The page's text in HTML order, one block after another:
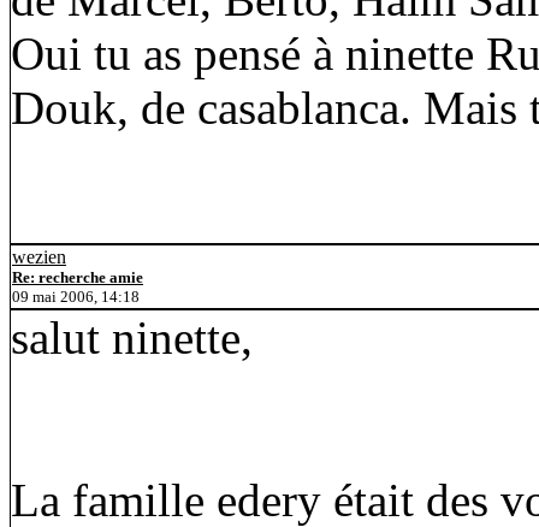
Oui tu as pensé à ninette
Douk, de casablanca. Mais
wezien
Re: recherche amie
09 mai 2006, 14:18
salut ninette,
La famille edery était des